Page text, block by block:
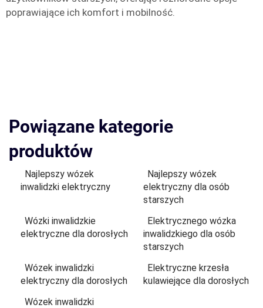
poprawiające ich komfort i mobilność.
Powiązane kategorie
produktów
Najlepszy wózek
inwalidzki elektryczny
Najlepszy wózek
elektryczny dla osób
starszych
Wózki inwalidzkie
elektryczne dla dorosłych
Elektrycznego wózka
inwalidzkiego dla osób
starszych
Wózek inwalidzki
elektryczny dla dorosłych
Elektryczne krzesła
kulawiejące dla dorosłych
Wózek inwalidzki